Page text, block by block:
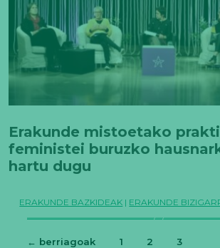
Erakunde mistoetako
feministei buruzko
hartu dugu
ERAKUNDE BAZKIDEAK | ERAKUNDE
← berriagoak 1 2 3